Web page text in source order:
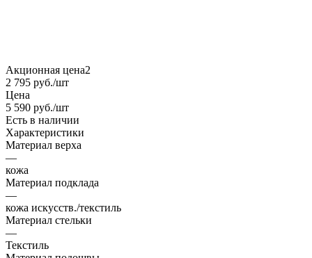
Акционная цена2
2 795 руб./шт
Цена
5 590 руб./шт
Есть в наличии
Характеристики
Материал верха
—
кожа
Материал подклада
—
кожа искусств./текстиль
Материал стельки
—
Текстиль